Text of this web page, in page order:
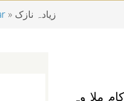
زیادہ نازک
ملا وہ